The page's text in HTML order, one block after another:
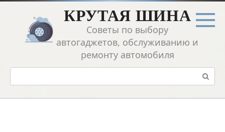
Перейти
контенту
КРУТАЯ ШИНА
Советы по выбору
автогаджетов, обслуживанию и
ремонту автомобиля
Поиск: